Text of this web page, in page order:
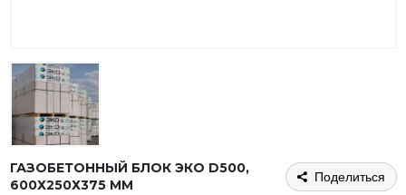
ГАЗОБЕТОННЫЙ БЛОК ЭКО D500,
600Х250Х375 ММ
Поделиться